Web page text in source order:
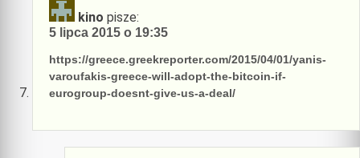
kino pisze:
5 lipca 2015 o 19:35
https://greece.greekreporter.com/2015/04/01/yanis-
varoufakis-greece-will-adopt-the-bitcoin-if-
eurogroup-doesnt-give-us-a-deal/